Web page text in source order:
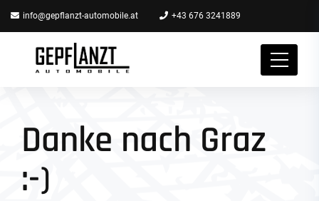
info@gepflanzt-automobile.at +43 676 3241889
Danke nach Graz
:-)